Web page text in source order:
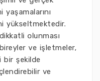
yükseltmektedir.
olunması
ve işletmeler,
bir şekilde
ve